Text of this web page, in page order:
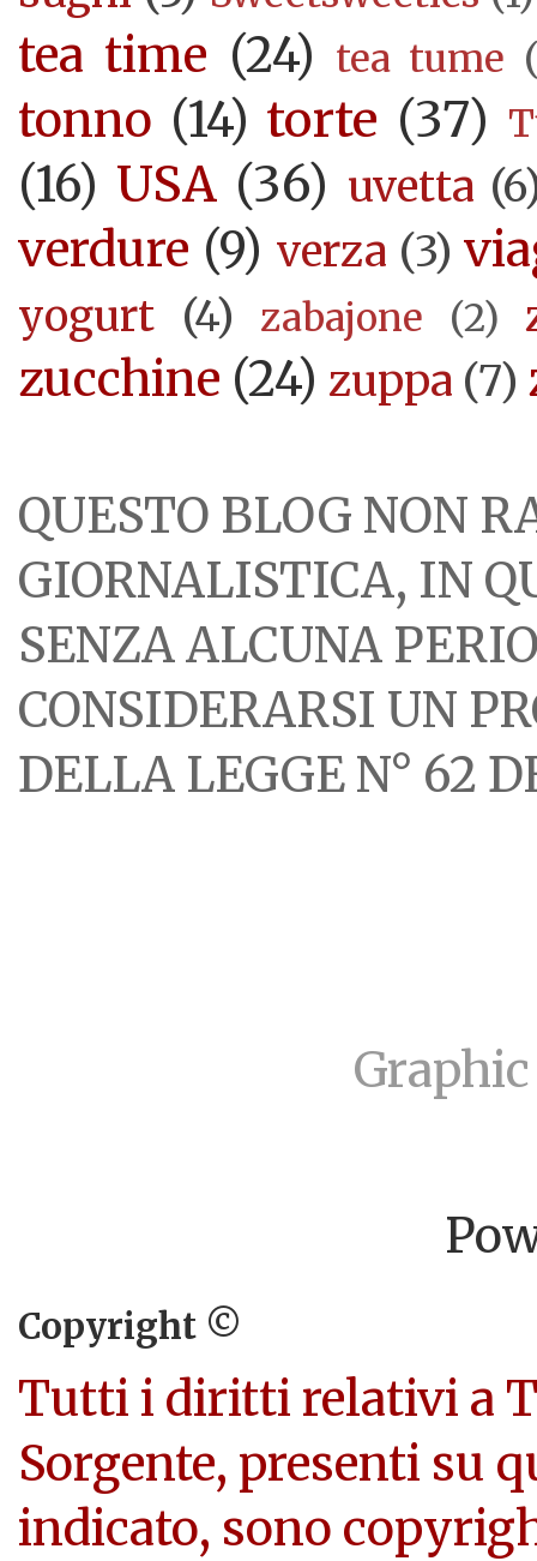
tea time (24) tea tume
tonno (14) torte (37)
(16) USA (36) uvetta
verdure (9) verza (3)
yogurt (4) zabajone (2)
zucchine (24) zuppa (7)
QUESTO BLOG NON
GIORNALISTICA, IN
SENZA ALCUNA
CONSIDERARSI UN
DELLA LEGGE N° 62
Copyright ©
Tutti i diritti relativi a
Sorgente, presenti su
indicato, sono